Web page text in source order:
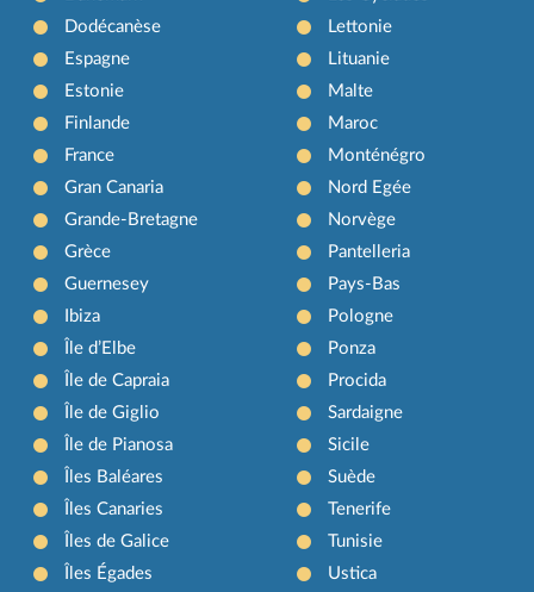
Dodécanèse
Espagne
Estonie
Finlande
France
Gran Canaria
Grande-Bretagne
Grèce
Guernesey
Ibiza
Île d’Elbe
Île de Capraia
Île de Giglio
Île de Pianosa
Îles Baléares
Îles Canaries
Îles de Galice
Îles Égades
Lettonie
Lituanie
Malte
Maroc
Monténégro
Nord Egée
Norvège
Pantelleria
Pays-Bas
Pologne
Ponza
Procida
Sardaigne
Sicile
Suède
Tenerife
Tunisie
Ustica